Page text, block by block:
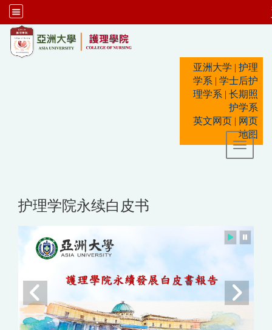
亚洲大学 | 护理
学系 | 学士后护
理学系 | 长期照
护学系
英文网页 | 网页
地图
Toggle
护理学院永续白皮书